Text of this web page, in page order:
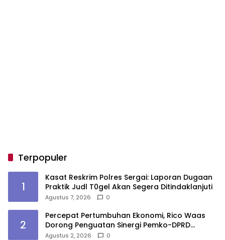
Terpopuler
1
Kasat Reskrim Polres Sergai: Laporan Dugaan
Praktik Judl T0gel Akan Segera Ditindaklanjuti
Agustus 7, 2026 0
2
Percepat Pertumbuhan Ekonomi, Rico Waas
Dorong Penguatan Sinergi Pemko-DPRD
Medan
Agustus 2, 2026 0